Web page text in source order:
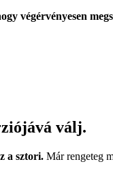
végérvényesen
válj.
a sztori. Már rengeteg